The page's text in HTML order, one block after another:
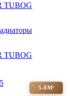
TUBOG
TUBOG
5-8М²